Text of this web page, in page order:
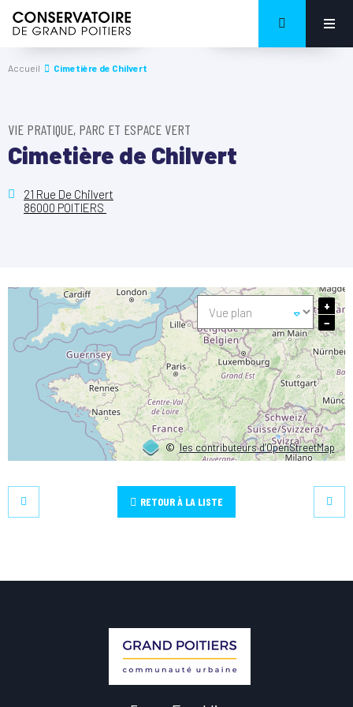
Accueil Cimetière de Chilvert
VIE PRATIQUE, PARC ET ESPACE VERT
Cimetière de Chilvert
21 Rue De Chilvert
86000 POITIERS
©les contributeurs d’OpenStreetMap
+
−
RETOUR À LA LISTE